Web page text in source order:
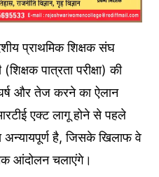
प्राथमिक शिक्षक संघ
पात्रता परीक्षा) की
और तेज करने का ऐलान
एक्ट लागू होने से पहले
अन्यायपूर्ण है, जिसके खिलाफ वे
आंदोलन चलाएंगे।